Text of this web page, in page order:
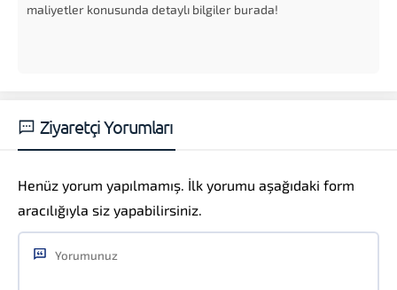
maliyetler konusunda detaylı bilgiler burada!
Ziyaretçi Yorumları
Henüz yorum yapılmamış. İlk yorumu aşağıdaki form
aracılığıyla siz yapabilirsiniz.